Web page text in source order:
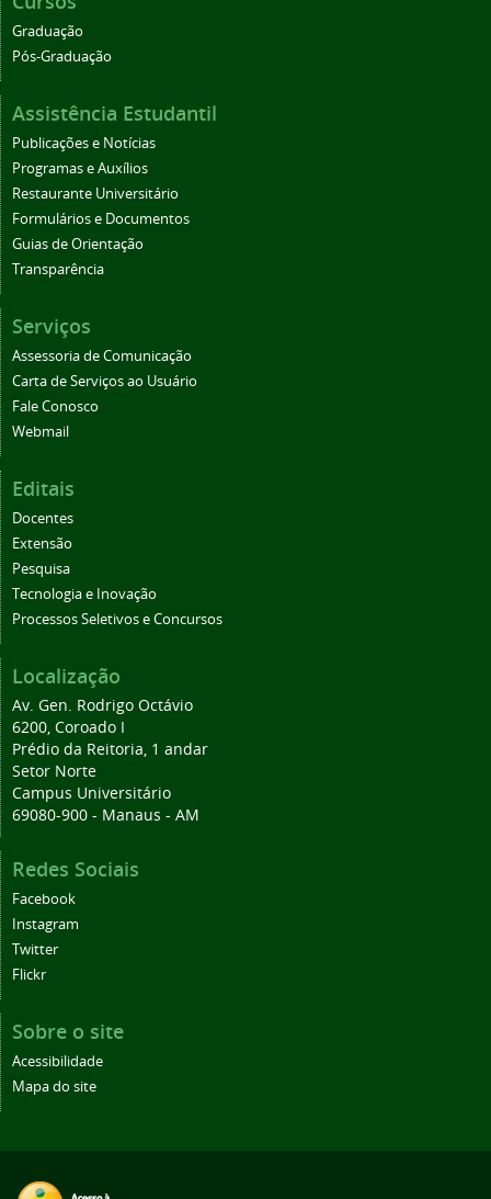
Graduação
Pós-Graduação
Assistência Estudantil
Publicações e Notícias
Programas e Auxílios
Restaurante Universitário
Formulários e Documentos
Guias de Orientação
Transparência
Serviços
Assessoria de Comunicação
Carta de Serviços ao Usuário
Fale Conosco
Webmail
Editais
Docentes
Extensão
Pesquisa
Tecnologia e Inovação
Processos Seletivos e Concursos
Localização
Av. Gen. Rodrigo Octávio
6200, Coroado I
Prédio da Reitoria, 1 andar
Setor Norte
Campus Universitário
69080-900 - Manaus - AM
Redes Sociais
Facebook
Instagram
Twitter
Flickr
Sobre o site
Acessibilidade
Mapa do site